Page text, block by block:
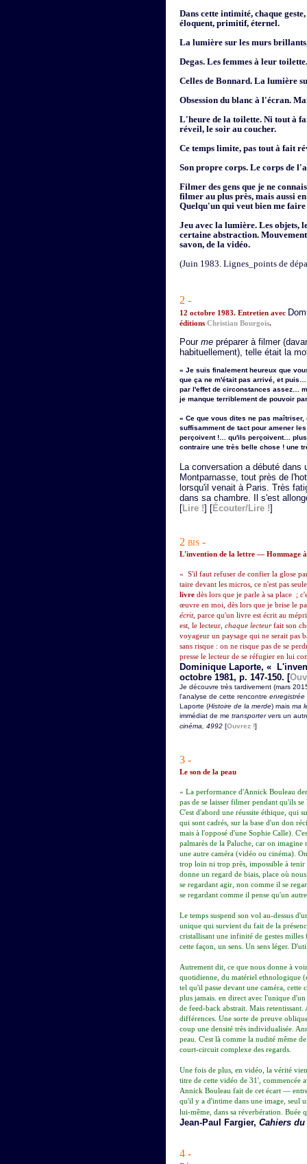
Dans cette intimité, chaque
éloquent, primitif, éternel.
La lumière sur les murs
Degas. Les femmes à leur
Celles de Bonnard. La lumière
Obsession du blanc à l'écran.
L'heure de la toilette. Ni tout à
réveil, le soir au coucher.
Ce temps limite, pas tout à fait
Son propre corps. Le corps de
Filmer des gens que je ne
filmer au plus près, mais aussi
Quelqu'un qui veut bien me
Jeu avec la lumière. Les objets,
certaine abstraction.
savon, de la vidéo.
(Juin 1983. Lignes_points de
2 -
12 octobre 1983. Entretien avec
éditions Christian Bourgois.
Pour me préparer à filmer
habituellement), telle était la
« Je suis finalement heureux que
que ça ne m'était pas arrivé, et
par l'effet de circonstances assez…
je manque terriblement de pouvoir
« Ce que vous dites ne pas
suffisamment de tact pour amener
perçoivent !… qu'ils perçoivent…
contraire une très belle chose ! une
La conversation a débuté dans
Montparnasse, tout près de
lorsqu'il venait à Paris. Très
dans sa chambre. Il s'est
[Lire !] [Écouter/Lire !]
2 bis -
L'invention de la lettre — Hommage à
« S'il faut refuser de confier la glose
taire devant les micros, ce n'est pas
livre dès lors que je parle à sa place ;
œuvre en moi, dès lors que je brise le
écrit, parce qu'un livre est écrit au
est, le lecteur, chaque lecteurfait son
voyageur un paysage qui ne serait pas
sans risque : on ne risque pas de se
presse le lecteur de se réfugier en lui
Dominique Laporte, «
octobre 1981, p. 147-150. [
Je découvre très tardivement (mars
l'analyse de cette rencontre enregistrée
Laporte (Histoire de la merde) mais ma
immédiat de me transportervers un
cinéma, 4992 [Ouvrez !]
3 -
Le son de la peau
« La performance d'Annick Bouleau
pas de se laisser filmer pendant qu'ils
C'est d'abord une réussite éthique, qui
qui sont cadrés, sur la base d'un don
mais à l'opposé d'une Sophie Calle).
palmarès de la Paluche, car on
une autre caméra (vidéo ou cinéma).
trop loin ni trop près, impossible à tenir
donne un regard de biais, place où
se regardant agir, non comme il se
se regardant comme il pense qu'un
Le temps suspend son vol au-dessus
unique qui survient du fait de la
cristallisant une infinité de gestes
cette façon, un sens. Un sens léger.
Autrement dit, ce que nous donne à
quotidienne, du matériel ethnologique
tel qu'il passe devant une caméra, cette
plus jamais. en direct avec l'unique
de feed-back abstrait. Mais
différences. Une sorte de preuve
coup une densité très individualisée.
peau. C'est là comme la nudité même
court-circuit complexe des regards.
Une fois de plus, en vidéo, la vérité
titre de cette vidéo de 31', commencée
Annick Bouleau fait de cet écart —
qu'il y a d'intime dans une image, seul
lui-même, dans sa réverbération.
Jean-Paul Fargier, Cahiers
4 -